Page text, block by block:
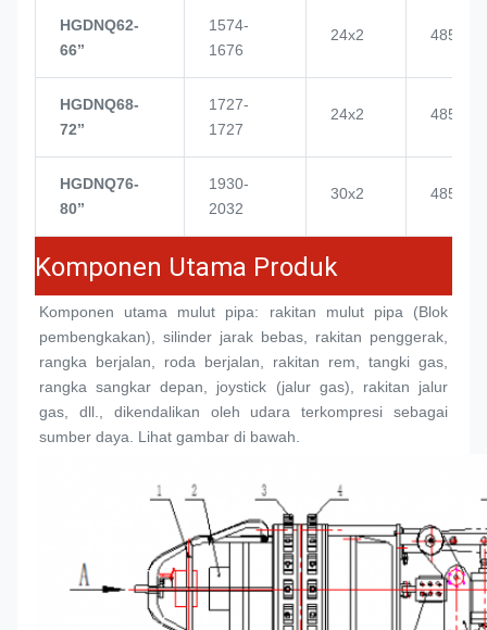
HGDNQ62-
66’’
1574-
1676
24x2 4855
HGDNQ68-
72’’
1727-
1727
24x2 4855
HGDNQ76-
80’’
1930-
2032
30x2 4855
Komponen Utama Produk
Komponen utama mulut pipa: rakitan mulut pipa (Blok
pembengkakan), silinder jarak bebas, rakitan penggerak,
rangka berjalan, roda berjalan, rakitan rem, tangki gas,
rangka sangkar depan, joystick (jalur gas), rakitan jalur
gas, dll., dikendalikan oleh udara terkompresi sebagai
sumber daya. Lihat gambar di bawah.